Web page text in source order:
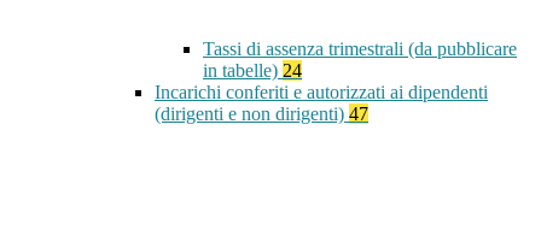
Tassi di assenza trimestrali (da pubblicare
in tabelle) 24
Incarichi conferiti e autorizzati ai dipendenti
(dirigenti e non dirigenti) 47